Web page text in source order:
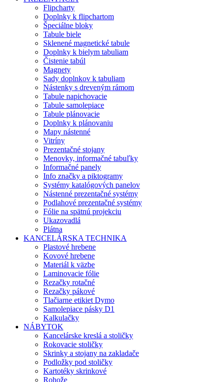
Flipcharty
Doplnky k flipchartom
Špeciálne bloky
Tabule biele
Sklenené magnetické tabule
Doplnky k bielym tabuliam
Čistenie tabúl
Magnety
Sady doplnkov k tabuliam
Nástenky s dreveným rámom
Tabule napichovacie
Tabule samolepiace
Tabule plánovacie
Doplnky k plánovaniu
Mapy nástenné
Vitríny
Prezentačné stojany
Menovky, informačné tabuľky
Informačné panely
Info značky a piktogramy
Systémy katalógových panelov
Nástenné prezentačné systémy
Podlahové prezentačné systémy
Fólie na spätnú projekciu
Ukazovadlá
Plátna
KANCELÁRSKA TECHNIKA
Plastové hrebene
Kovové hrebene
Materiál k väzbe
Laminovacie fólie
Rezačky rotačné
Rezačky pákové
Tlačiarne etikiet Dymo
Samolepiace pásky D1
Kalkulačky
NÁBYTOK
Kancelárske kreslá a stoličky
Rokovacie stoličky
Skrinky a stojany na zakladače
Podložky pod stoličky
Kartotéky skrinkové
Rohože